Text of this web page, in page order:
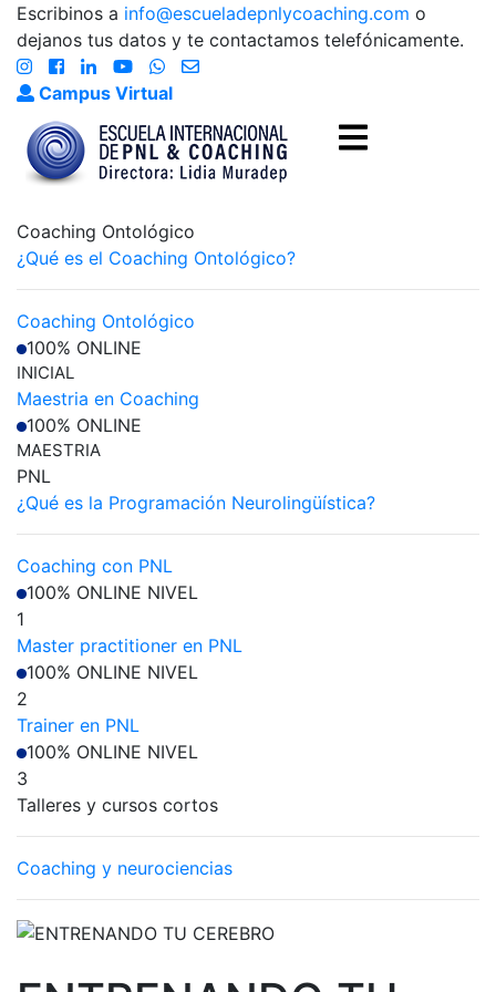
Escribinos a info@escueladepnlycoaching.com o
dejanos tus datos y te contactamos telefónicamente.
Campus Virtual
Coaching Ontológico
¿Qué es el Coaching Ontológico?
Coaching Ontológico
100% ONLINE
INICIAL
Maestria en Coaching
100% ONLINE
MAESTRIA
PNL
¿Qué es la Programación Neurolingüística?
Coaching con PNL
100% ONLINE NIVEL
1
Master practitioner en PNL
100% ONLINE NIVEL
2
Trainer en PNL
100% ONLINE NIVEL
3
Talleres y cursos cortos
Coaching y neurociencias